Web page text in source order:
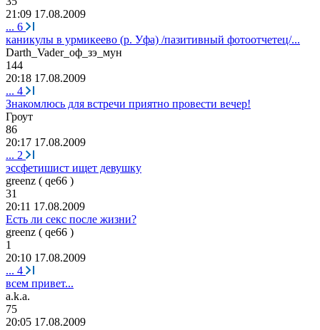
21:09 17.08.2009
... 6
каникулы в урмикеево (р. Уфа) /пазитивный фотоотчетец/...
Darth_Vader_ оф зэ мун
144
20:18 17.08.2009
... 4
Знакомлюсь для встречи приятно провести вечер!
Гроут
86
20:17 17.08.2009
... 2
эссфетишист ищет девушку
greenz ( qe66 )
31
20:11 17.08.2009
Есть ли секс после жизни?
greenz ( qe66 )
1
20:10 17.08.2009
... 4
всем привет...
a.k.a.
75
20:05 17.08.2009